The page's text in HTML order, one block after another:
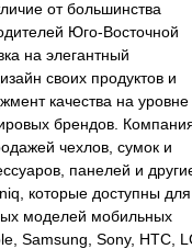
от большинства
Юго-Восточной
на элегантный
своих продуктов и
качества на уровне
брендов.
чехлов, сумок и
панелей и
которые доступны для
моделей мобильных
Samsung, Sony, HTC,